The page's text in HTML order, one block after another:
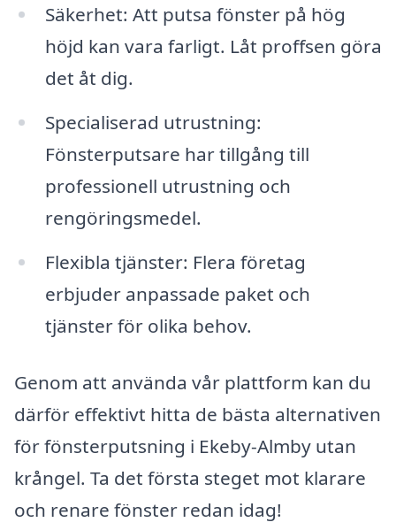
Säkerhet: Att putsa fönster på hög
höjd kan vara farligt. Låt proffsen göra
det åt dig.
Specialiserad utrustning:
Fönsterputsare har tillgång till
professionell utrustning och
rengöringsmedel.
Flexibla tjänster: Flera företag
erbjuder anpassade paket och
tjänster för olika behov.
Genom att använda vår plattform kan du
därför effektivt hitta de bästa alternativen
för fönsterputsning i Ekeby-Almby utan
krångel. Ta det första steget mot klarare
och renare fönster redan idag!